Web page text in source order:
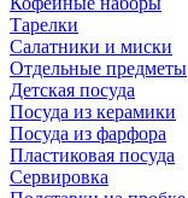
Тарелки
Салатники и миски
Отдельные предметы
Детская посуда
Посуда из керамики
Посуда из фарфора
Пластиковая посуда
Сервировка